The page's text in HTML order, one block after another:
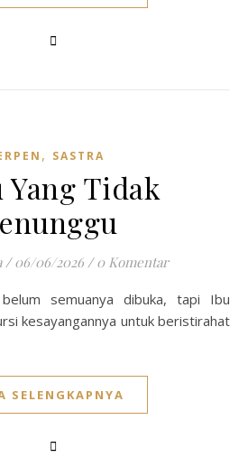
, SASTRA
Tidak
/ 06/06/2026 / 0 Komentar
kesayangannya untuk beristirahat
SELENGKAPNYA